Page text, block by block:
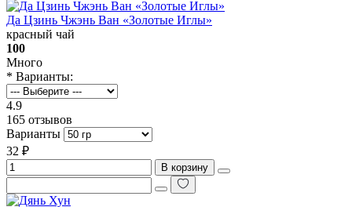
Да Цзинь Чжэнь Ван «Золотые Иглы»
красный чай
100
Много
* Варианты:
4.9
165 отзывов
Варианты
32 ₽
В корзину